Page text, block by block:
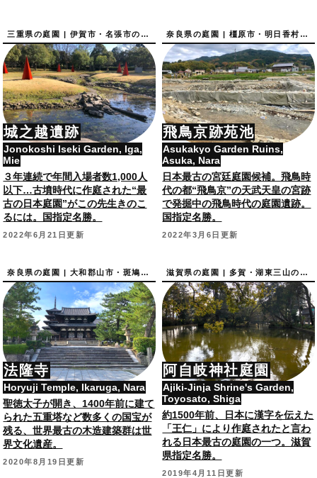
三重県の庭園 | 伊賀市・名張市の庭園
城之越遺跡
Jonokoshi Iseki Garden, Iga,
Mie
３年連続で年間入場者数1,000人
以下…古墳時代に作庭された“最
古の日本庭園”がこの先生きのこ
るには。国指定名勝。
2022年6月21日更新
奈良県の庭園 | 橿原市・明日香村の庭園
飛鳥京跡苑池
Asukakyo Garden Ruins,
Asuka, Nara
日本最古の宮廷庭園候補。飛鳥時
代の都“飛鳥京”の天武天皇の宮跡
で発掘中の飛鳥時代の庭園遺跡。
国指定名勝。
2022年3月6日更新
奈良県の庭園 | 大和郡山市・斑鳩町の庭園
法隆寺
Horyuji Temple, Ikaruga, Nara
聖徳太子が開き、1400年前に建て
られた五重塔など数多くの国宝が
残る、世界最古の木造建築群は世
界文化遺産。
2020年8月19日更新
滋賀県の庭園 | 多賀・湖東三山の庭園
阿自岐神社庭園
Ajiki-Jinja Shrine's Garden,
Toyosato, Shiga
約1500年前、日本に漢字を伝えた
「王仁」により作庭されたと言わ
れる日本最古の庭園の一つ。滋賀
県指定名勝。
2019年4月11日更新